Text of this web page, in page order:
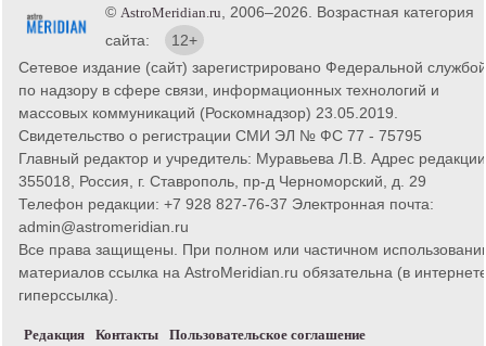
© AstroMeridian.ru , 2006–2026. Возрастная категория
сайта:
12+
Сетевое издание (сайт) зарегистрировано Федеральной службой
по надзору в сфере связи, информационных технологий и
массовых коммуникаций (Роскомнадзор) 23.05.2019.
Свидетельство о регистрации СМИ ЭЛ № ФС 77 - 75795
Главный редактор и учредитель: Муравьева Л.В. Адрес
355018, Россия, г. Ставрополь, пр-д Черноморский, д. 29
Телефон редакции: +7 928 827-76-37 Электронная почта:
admin@astromeridian.ru
Все права защищены. При полном или частичном
материалов ссылка на AstroMeridian.ru обязательна (в
гиперссылка).
Редакция Контакты Пользовательское соглашение